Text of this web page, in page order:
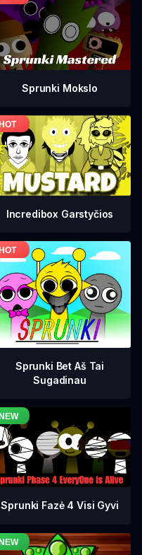
Sprunki Mokslo
Incredibox Garstyčios
Sprunki Bet Aš Tai
Sugadinau
Sprunki Fazė 4 Visi Gyvi